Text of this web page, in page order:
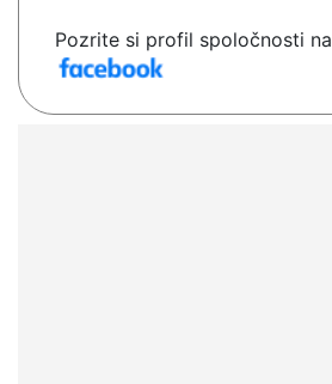
Pozrite si profil spoločnosti na